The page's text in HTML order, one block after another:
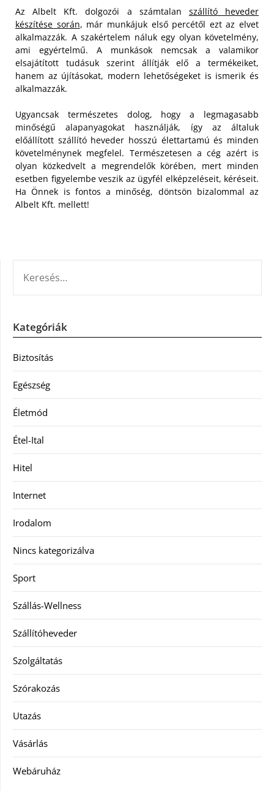
Az Albelt Kft. dolgozói a számtalan szállító heveder
készítése során, már munkájuk első percétől ezt az elvet
alkalmazzák. A szakértelem náluk egy olyan követelmény,
ami egyértelmű. A munkások nemcsak a valamikor
elsajátított tudásuk szerint állítják elő a termékeiket,
hanem az újításokat, modern lehetőségeket is ismerik és
alkalmazzák.
Ugyancsak természetes dolog, hogy a legmagasabb
minőségű alapanyagokat használják, így az általuk
előállított szállító heveder hosszú élettartamú és minden
követelménynek megfelel. Természetesen a cég azért is
olyan közkedvelt a megrendelők körében, mert minden
esetben figyelembe veszik az ügyfél elképzeléseit, kéréseit.
Ha Önnek is fontos a minőség, döntsön bizalommal az
Albelt Kft. mellett!
Kategóriák
Biztosítás
Egészség
Életmód
Étel-Ital
Hitel
Internet
Irodalom
Nincs kategorizálva
Sport
Szállás-Wellness
Szállítóheveder
Szolgáltatás
Szórakozás
Utazás
Vásárlás
Webáruház